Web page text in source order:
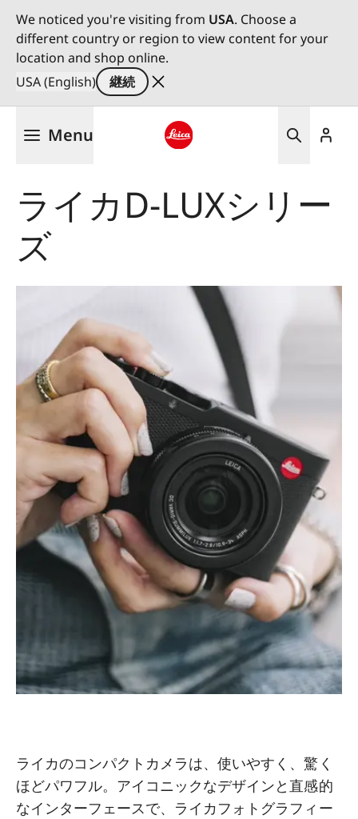
We noticed you're visiting from USA. Choose a
different country or region to view content for your
location and shop online.
USA (English)
継続
Menu
ライカD-LUXシリー
ズ
ライカのコンパクトカメラは、使いやすく、驚く
ほどパワフル。アイコニックなデザインと直感的
なインターフェースで、ライカフォトグラフィー